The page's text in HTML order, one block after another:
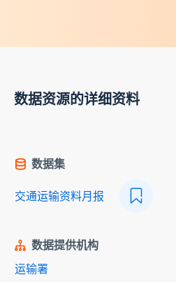
数据资源的详细资料
数据集
交通运输资料月报
数据提供机构
运输署